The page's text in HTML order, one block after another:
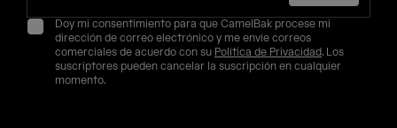
Doy mi consentimiento para que CamelBak procese mi
dirección de correo electrónico y me envíe correos
comerciales de acuerdo con su Política de Privacidad. Los
suscriptores pueden cancelar la suscripción en cualquier
momento.